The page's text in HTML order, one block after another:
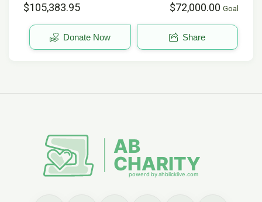
$105,383.95 $72,000.00 Goal
Donate Now Share